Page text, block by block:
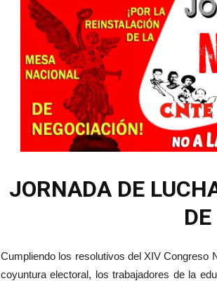
JORNADA DE
Cumpliendo los resolutivos del XIV Congreso
coyuntura electoral, los trabajadores de la